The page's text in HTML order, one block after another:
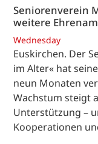
Seniorenverein
weitere
Wednesday
Euskirchen. Der
im Alter« hat
neun Monaten
Wachstum steigt
Unterstützung –
Kooperationen